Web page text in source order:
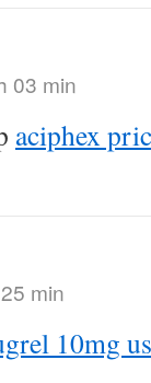
03 min
aciphex
min
10mg us